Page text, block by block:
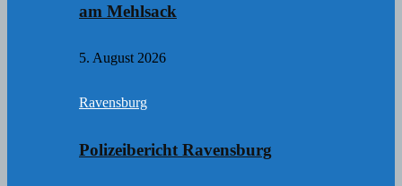
am Mehlsack
5. August 2026
Ravensburg
Polizeibericht Ravensburg